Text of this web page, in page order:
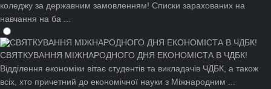
коледжу за державним замовленням! Списки зарахованих на
навчання на ба ...
СВЯТКУВАННЯ МІЖНАРОДНОГО ДНЯ ЕКОНОМІСТА В ЧДБК!
Відділення економіки вітає студентів та викладачів ЧДБК, а також
всіх, хто причетний до економічної науки з Міжнародним ...